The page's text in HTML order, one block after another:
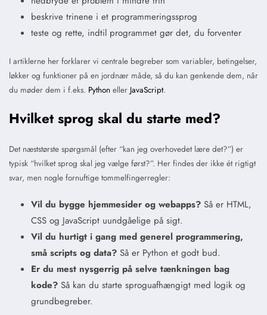
beskrive trinene i et programmeringssprog
teste og rette, indtil programmet gør det, du forventer
I artiklerne her forklarer vi centrale begreber som variabler, betingelser,
løkker og funktioner på en jordnær måde, så du kan genkende dem, når
du møder dem i f.eks. Python eller JavaScript.
Hvilket sprog skal du starte med?
Det næststørste spørgsmål (efter “kan jeg overhovedet lære det?”) er
typisk “hvilket sprog skal jeg vælge først?”. Her findes der ikke ét rigtigt
svar, men nogle fornuftige tommelfingerregler:
Vil du bygge hjemmesider og webapps?Så er HTML,
CSS og JavaScript uundgåelige på sigt.
Vil du hurtigt i gang med generel programmering,
små scripts og data?Så er Python et godt bud.
Er du mest nysgerrig på selve tænkningen bag
kode?Så kan du starte sproguafhængigt med logik og
grundbegreber.